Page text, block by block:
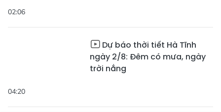
02:06
04:20
Dự báo thời tiết Hà Tĩnh
ngày 2/8: Đêm có mưa, ngày
trời nắng